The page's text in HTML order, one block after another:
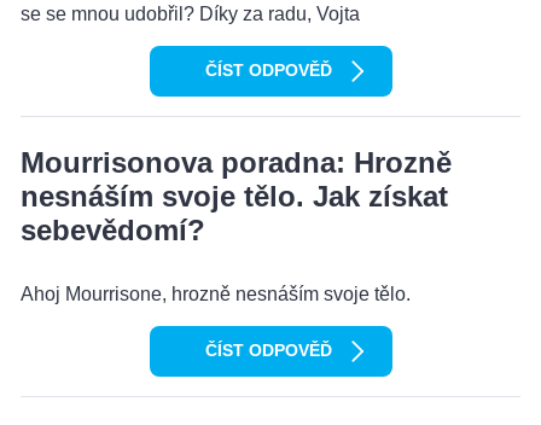
se se mnou udobřil? Díky za radu, Vojta
ČÍST ODPOVĚĎ
Mourrisonova poradna: Hrozně
nesnáším svoje tělo. Jak získat
sebevědomí?
Ahoj Mourrisone, hrozně nesnáším svoje tělo.
ČÍST ODPOVĚĎ